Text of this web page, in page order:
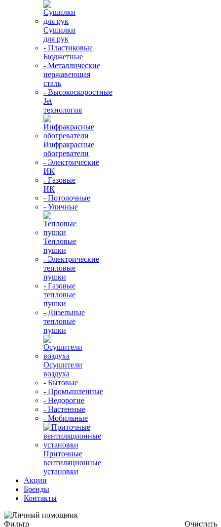
Сушилки
для рук
- Пластиковые
Бюджетные
- Металлические
нержавеющая
сталь
- Высокоскоростные
Jet
технология
Инфракрасные
обогреватели
- Электрические
ИК
- Газовые
ИК
- Потолочные
- Уличные
Тепловые
пушки
- Электрические
тепловые
пушки
- Газовые
тепловые
пушки
- Дизельные
тепловые
пушки
Осушители
воздуха
- Бытовые
- Промышленные
- Недорогие
- Настенные
- Мобильные
Приточные
вентиляционные
установки
Акции
Бренды
Контакты
Фильтр Очистить